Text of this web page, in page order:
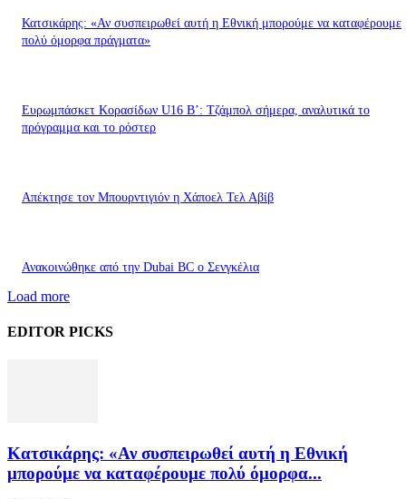
Κατσικάρης: «Αν συσπειρωθεί αυτή η Εθνική μπορούμε να καταφέρουμε
πολύ όμορφα πράγματα»
Ευρωμπάσκετ Κορασίδων U16 B’: Τζάμπολ σήμερα, αναλυτικά το
πρόγραμμα και το ρόστερ
Απέκτησε τον Μπουρντιγιόν η Χάποελ Τελ Αβίβ
Ανακοινώθηκε από την Dubai BC ο Σενγκέλια
Load more
EDITOR PICKS
Κατσικάρης: «Αν συσπειρωθεί αυτή η Εθνική
μπορούμε να καταφέρουμε πολύ όμορφα...